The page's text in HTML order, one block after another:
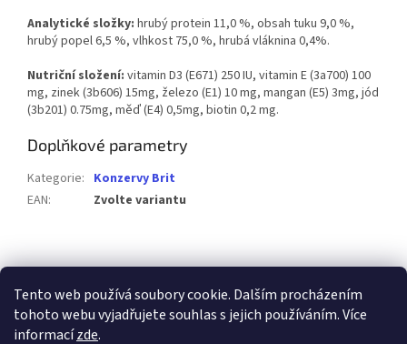
Tento web používá soubory cookie. Dalším procházením
tohoto webu vyjadřujete souhlas s jejich používáním. Více
informacízde.
Analytické složky: hrubý protein 11,0 %, obsah tuku 9,0 %,
hrubý popel 6,5 %, vlhkost 75,0 %, hrubá vláknina 0,4%.
Nutriční složení: vitamin D3 (E671) 250 IU, vitamin E (3a700) 100
mg, zinek (3b606) 15mg, železo (E1) 10 mg, mangan (E5) 3mg, jód
(3b201) 0.75mg, měď (E4) 0,5mg, biotin 0,2 mg.
Doplňkové parametry
Kategorie: Konzervy Brit
EAN: Zvolte variantu
á